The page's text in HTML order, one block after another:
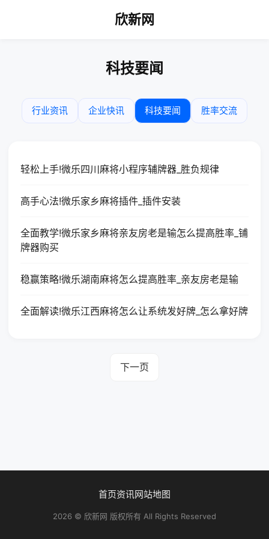
欣新网
科技要闻
行业资讯 企业快讯 科技要闻 胜率交流
轻松上手!微乐四川麻将小程序辅牌器_胜负规律
高手心法!微乐家乡麻将插件_插件安装
全面教学!微乐家乡麻将亲友房老是输怎么提高胜率_铺
牌器购买
稳赢策略!微乐湖南麻将怎么提高胜率_亲友房老是输
全面解读!微乐江西麻将怎么让系统发好牌_怎么拿好牌
下一页
首页资讯网站地图
2026 © 欣新网 版权所有 All Rights Reserved